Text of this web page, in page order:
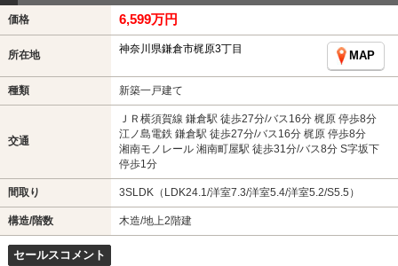
価格 6,599万円
所在地 神奈川県鎌倉市梶原3丁目
MAP
種類 新築一戸建て
交通
ＪＲ横須賀線 鎌倉駅 徒歩27分/バス16分 梶原 停歩8分
江ノ島電鉄 鎌倉駅 徒歩27分/バス16分 梶原 停歩8分
湘南モノレール 湘南町屋駅 徒歩31分/バス8分 S字坂下
停歩1分
間取り 3SLDK（LDK24.1/洋室7.3/洋室5.4/洋室5.2/S5.5）
構造/階数 木造/地上2階建
セールスコメント